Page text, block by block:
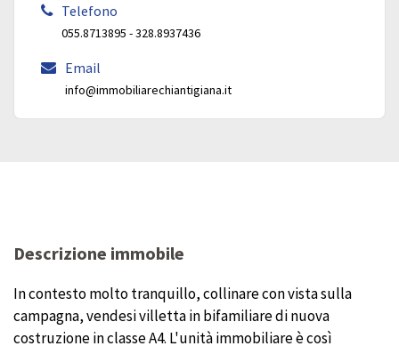
Telefono
055.8713895 - 328.8937436
Email
info@immobiliarechiantigiana.it
Descrizione immobile
In contesto molto tranquillo, collinare con vista sulla
campagna, vendesi villetta in bifamiliare di nuova
costruzione in classe A4. L'unità immobiliare è così